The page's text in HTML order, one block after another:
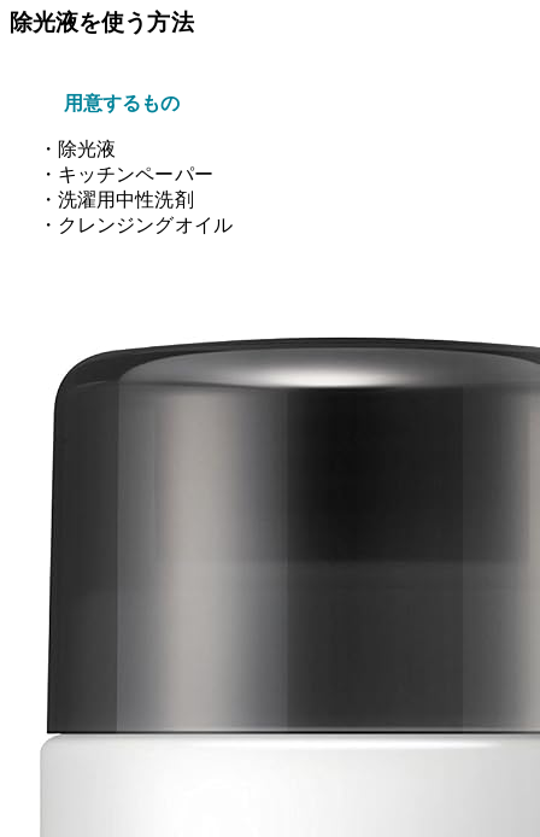
除光液を使う方法
用意するもの
・除光液
・キッチンペーパー
・洗濯用中性洗剤
・クレンジングオイル